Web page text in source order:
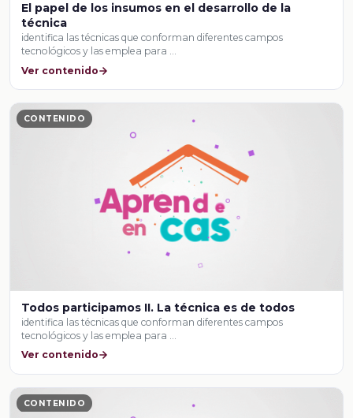
El papel de los insumos en el desarrollo de la
técnica
identifica las técnicas que conforman diferentes campos
tecnológicos y las emplea para …
Ver contenido
CONTENIDO
Todos participamos II. La técnica es de todos
identifica las técnicas que conforman diferentes campos
tecnológicos y las emplea para …
Ver contenido
CONTENIDO